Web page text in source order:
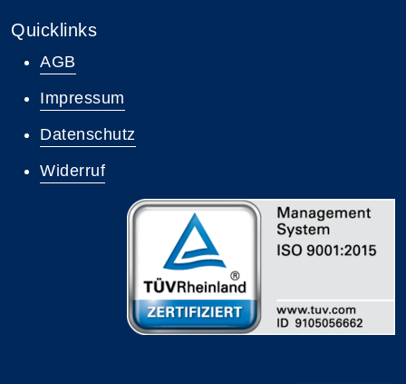
Quicklinks
AGB
Impressum
Datenschutz
Widerruf